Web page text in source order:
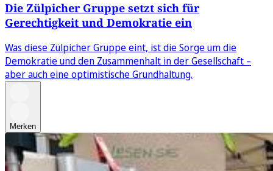
Die Zülpicher Gruppe setzt sich für
Gerechtigkeit und Demokratie ein
Was diese Zülpicher Gruppe eint, ist die Sorge um die
Demokratie und den Zusammenhalt in der Gesellschaft –
aber auch eine optimistische Grundhaltung.
Merken